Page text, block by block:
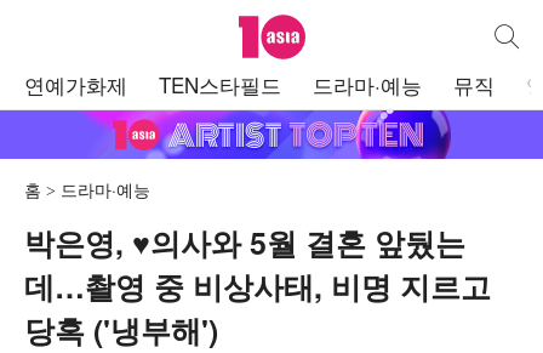
텐아시아 통합
연예가화제 TEN스타필드 드라마·예능 뮤직
홈 드라마·예능
박은영, ♥의사와 5월 결혼 앞뒀는
데…촬영 중 비상사태, 비명 지르고
당혹 ('냉부해')